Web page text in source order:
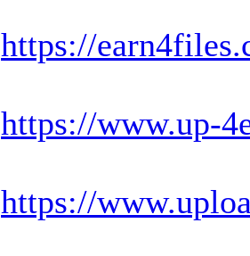
https://
https://www.up-
https://